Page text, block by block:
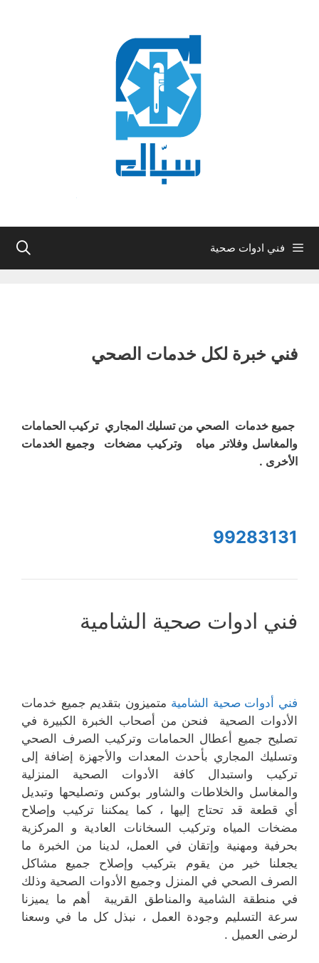
فني ادوات صحية
فني خبرة لكل خدمات الصحي
جميع خدمات الصحي من تسليك المجاري تركيب الحمامات
والمغاسل وفلاتر مياه وتركيب مضخات وجميع الخدمات
الأخرى .
99283131
فني ادوات صحية الشامية
فني أدوات صحية الشامية متميزون بتقديم جميع خدمات
الأدوات الصحية فنحن من أصحاب الخبرة الكبيرة في
تصليح جميع أعطال الحمامات وتركيب الصرف الصحي
وتسليك المجاري بأحدث المعدات والأجهزة إضافة إلى
تركيب واستبدال كافة الأدوات الصحية المنزلية
والمغاسل والخلاطات والشاور بوكس وتصليحها وتبديل
أي قطعة قد تحتاج إليها ، كما يمكننا تركيب وإصلاح
مضخات المياه وتركيب السخانات العادية و المركزية
بحرفية ومهنية وإتقان في العمل، لدينا من الخبرة ما
يجعلنا خير من يقوم بتركيب وإصلاح جميع مشاكل
الصرف الصحي في المنزل وجميع الأدوات الصحية وذلك
في منطقة الشامية والمناطق القريبة أهم ما يميزنا
سرعة التسليم وجودة العمل ، نبذل كل ما في وسعنا
لرضى العميل .